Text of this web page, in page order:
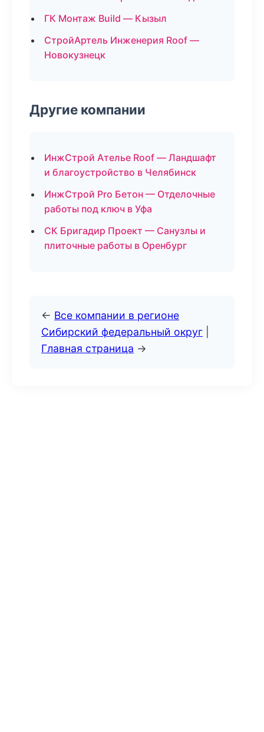
ГК Монтаж Build — Кызыл
СтройАртель Инженерия Roof —
Новокузнецк
Другие компании
ИнжСтрой Ателье Roof — Ландшафт
и благоустройство в Челябинск
ИнжСтрой Pro Бетон — Отделочные
работы под ключ в Уфа
СК Бригадир Проект — Санузлы и
плиточные работы в Оренбург
← Все компании в регионе
Сибирский федеральный округ
Главная страница →